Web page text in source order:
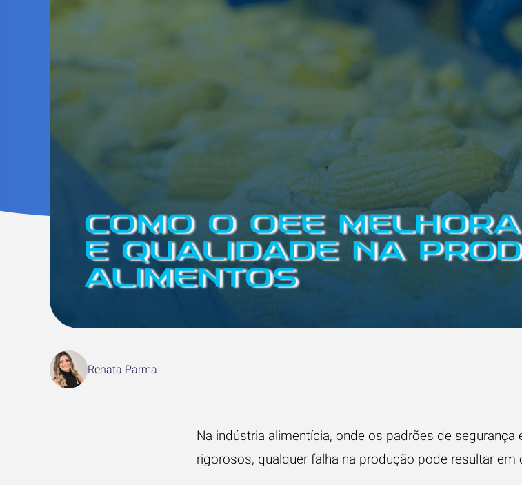
Renata Parma
Na indústria alimentícia, onde os padrões de
rigorosos, qualquer falha na produção pode resultar em